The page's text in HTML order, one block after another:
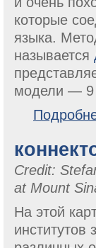
которые
языка.
называется
модели — 9
Credit:
at Mount
На этой
институтов